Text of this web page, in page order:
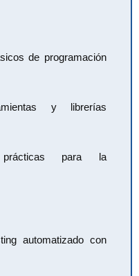
de programación
y librerías
prácticas para la
automatizado con